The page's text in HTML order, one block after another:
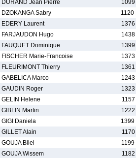
DURAND Jean Pierre
1099
DZOKANGA Sabry
1120
EDERY Laurent
1376
FARJAUDON Hugo
1438
FAUQUET Dominique
1399
FISCHER Marie-Francoise
1373
FLEURIMONT Thierry
1361
GABELICA Marco
1243
GAUDIN Roger
1323
GELIN Helene
1157
GIBLIN Martin
1222
GIGI Daniela
1399
GILLET Alain
1170
GOUJA Bilel
1199
GOUJA Wissem
1182